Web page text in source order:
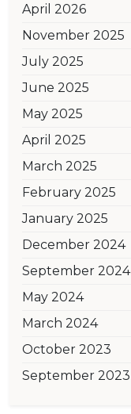
April 2026
November 2025
July 2025
June 2025
May 2025
April 2025
March 2025
February 2025
January 2025
December 2024
September 2024
May 2024
March 2024
October 2023
September 2023